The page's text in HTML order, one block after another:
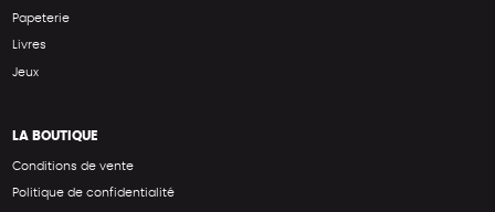
Papeterie
Livres
Jeux
LA BOUTIQUE
Conditions de vente
Politique de confidentialité